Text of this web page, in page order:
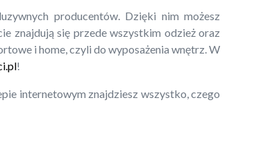
producentów. Dzięki nim możesz
znajdują się przede wszystkim odzież oraz
i home, czyli do wyposażenia wnętrz. W
!
internetowym znajdziesz wszystko, czego